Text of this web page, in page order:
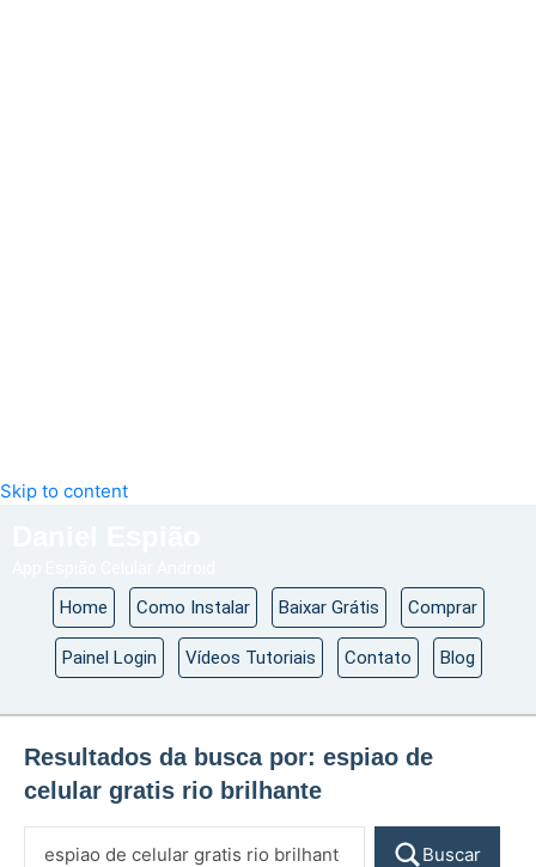
Skip to content
Home Como Instalar Baixar Grátis Comprar
Painel Login Vídeos Tutoriais Contato Blog
Resultados da busca por: espiao de
celular gratis rio brilhante
Buscar